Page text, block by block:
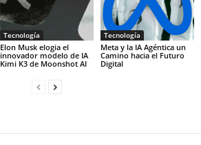
Tecnología
Elon Musk elogia el
innovador modelo de IA
Kimi K3 de Moonshot AI
Tecnología
Meta y la IA Agéntica un
Camino hacia el Futuro
Digital